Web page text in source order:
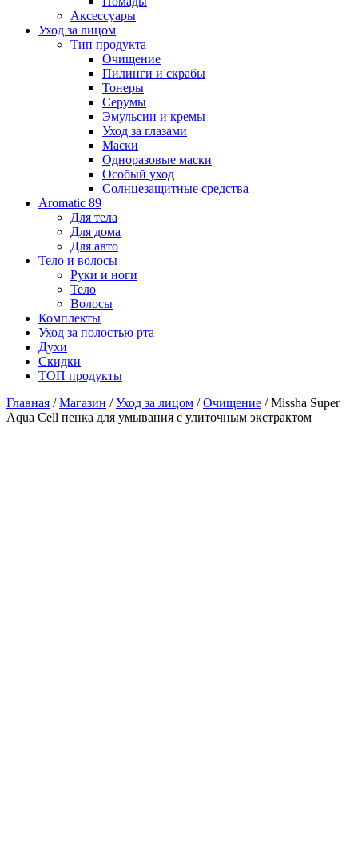
Аксессуары
Уход за лицом
Тип продукта
Очищение
Пилинги и скрабы
Тонеры
Серумы
Эмульсии и кремы
Уход за глазами
Маски
Одноразовые маски
Особый уход
Солнцезащитные средства
Aromatic 89
Для тела
Для дома
Для авто
Тело и волосы
Руки и ноги
Тело
Волосы
Комплекты
Уход за полостью рта
Духи
Скидки
ТОП продукты
Главная /Магазин /Уход за лицом /Очищение / Missha Super
Aqua Cell пенка для умывания с улиточным экстрактом